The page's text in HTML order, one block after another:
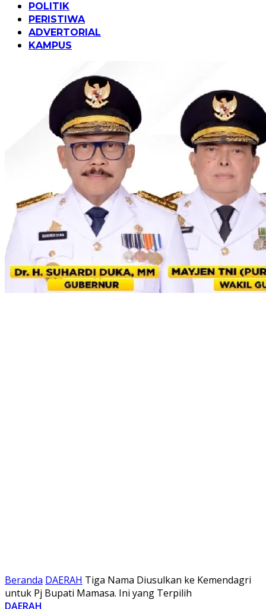
POLITIK
PERISTIWA
ADVERTORIAL
KAMPUS
Beranda DAERAH Tiga Nama Diusulkan ke Kemendagri
untuk Pj Bupati Mamasa. Ini yang Terpilih
DAERAH